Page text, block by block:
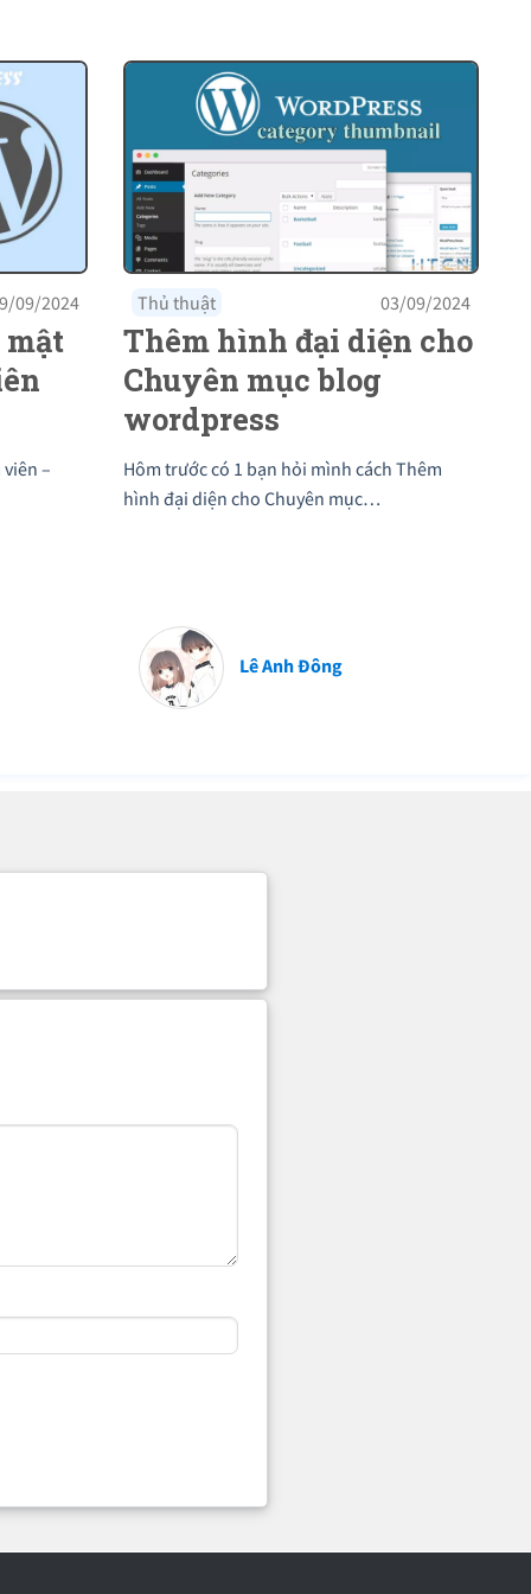
09/2024
mật
–
Thủ thuật 03/09/2024
Thêm hình đại diện cho
Chuyên mục blog
wordpress
Hôm trước có 1 bạn hỏi mình cách Thêm
hình đại diện cho Chuyên mục…
Lê Anh Đông